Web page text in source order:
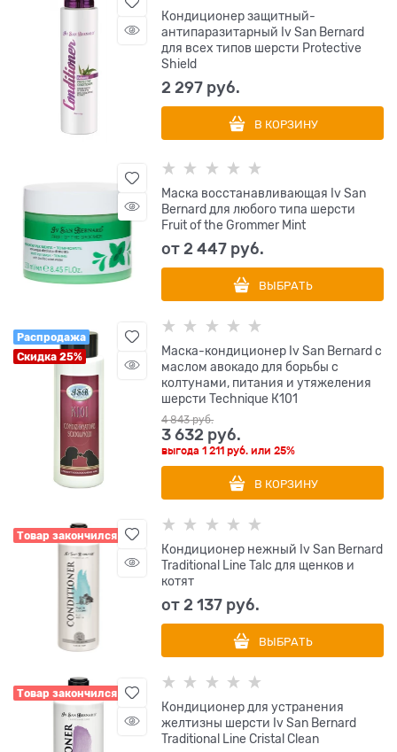
Кондиционер защитный-
антипаразитарный Iv San Bernard
для всех типов шерсти Protective
Shield
2 297 руб.
В КОРЗИНУ
Маска восстанавливающая Iv San
Bernard для любого типа шерсти
Fruit of the Grommer Mint
от2 447 руб.
ВЫБРАТЬ
Распродажа
Скидка 25%
Маска-кондиционер Iv San Bernard с
маслом авокадо для борьбы с
колтунами, питания и утяжеления
шерсти Technique К101
4 843 руб.
3 632 руб.
выгода1 211 руб. или25%
В КОРЗИНУ
Товар закончился
Кондиционер нежный Iv San Bernard
Traditional Line Talc для щенков и
котят
от2 137 руб.
ВЫБРАТЬ
Товар закончился
Кондиционер для устранения
желтизны шерсти Iv San Bernard
Traditional Line Cristal Clean